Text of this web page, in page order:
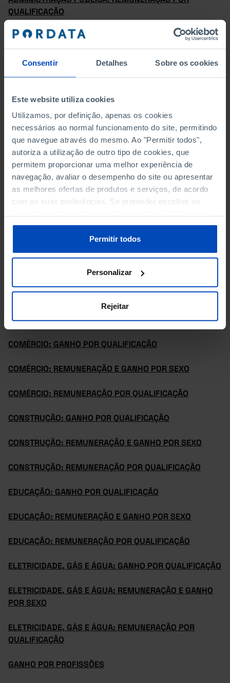
Consentir Detalhes Sobre os cookies
Este website utiliza cookies
Utilizamos, por definição, apenas os cookies
necessários ao normal funcionamento do site, permitindo
que navegue através do mesmo. Ao "Permitir todos",
autoriza a utilização de outro tipo de cookies, que
permitem proporcionar uma melhor experiência de
navegação, avaliar o desempenho do site ou apresentar
as melhores ofertas de produtos e serviços, de acordo
com as suas preferências. Se pretender escolher os
sobre cookies através da gestão de preferências ou da
Política de Cookies.
Permitir todos
Personalizar
Rejeitar
QUALIFICAÇÃO
AGRICULTURA E PESCA: GANHO POR QUALIFICAÇÃO
AGRICULTURA E PESCA: REMUNERAÇÃO E GANHO POR
AGRICULTURA E PESCA: REMUNERAÇÃO POR
QUALIFICAÇÃO
ALOJAMENTO E RESTAURAÇÃO: GANHO POR
QUALIFICAÇÃO
ALOJAMENTO E RESTAURAÇÃO: REMUNERAÇÃO E
GANHO POR SEXO
ATIVIDADES FINANCEIRAS: REMUNERAÇÃO E GANHO
ATIVIDADES FINANCEIRAS: REMUNERAÇÃO POR
QUALIFICAÇÃO
COMÉRCIO: GANHO POR QUALIFICAÇÃO
COMÉRCIO: REMUNERAÇÃO E GANHO POR SEXO
COMÉRCIO: REMUNERAÇÃO POR QUALIFICAÇÃO
CONSTRUÇÃO: GANHO POR QUALIFICAÇÃO
CONSTRUÇÃO: REMUNERAÇÃO E GANHO POR SEXO
CONSTRUÇÃO: REMUNERAÇÃO POR QUALIFICAÇÃO
EDUCAÇÃO: GANHO POR QUALIFICAÇÃO
EDUCAÇÃO: REMUNERAÇÃO E GANHO POR SEXO
EDUCAÇÃO: REMUNERAÇÃO POR QUALIFICAÇÃO
ELETRICIDADE, GÁS E ÁGUA: GANHO POR QUALIFICAÇÃO
ELETRICIDADE, GÁS E ÁGUA: REMUNERAÇÃO E GANHO
POR SEXO
ELETRICIDADE, GÁS E ÁGUA: REMUNERAÇÃO POR
QUALIFICAÇÃO
GANHO POR PROFISSÕES